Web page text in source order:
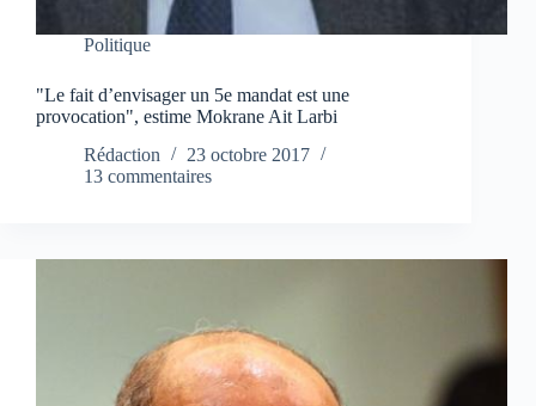
Politique
"Le fait d’envisager un 5e mandat est une
provocation", estime Mokrane Ait Larbi
Rédaction
23 octobre 2017
13 commentaires